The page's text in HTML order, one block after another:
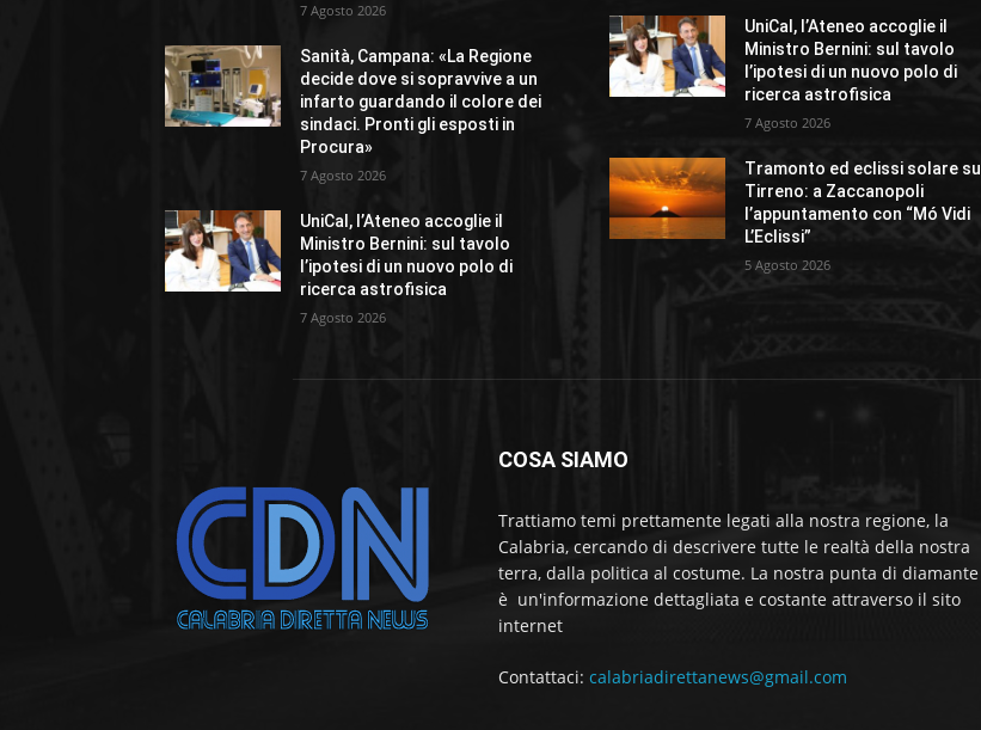
7 Agosto 2026
Sanità, Campana: «La Regione
decide dove si sopravvive a un
infarto guardando il colore dei
sindaci. Pronti gli esposti in
Procura»
7 Agosto 2026
UniCal, l’Ateneo accoglie il
Ministro Bernini: sul tavolo
l’ipotesi di un nuovo polo di
ricerca astrofisica
7 Agosto 2026
UniCal, l’Ateneo accoglie il
Ministro Bernini: sul tavolo
l’ipotesi di un nuovo polo di
ricerca astrofisica
7 Agosto 2026
Tramonto ed eclissi solare sul
Tirreno: a Zaccanopoli
l’appuntamento con “Mó Vidi
L’Eclissi”
5 Agosto 2026
COSA SIAMO
Trattiamo temi prettamente legati alla nostra regione, la
Calabria, cercando di descrivere tutte le realtà della nostra
terra, dalla politica al costume. La nostra punta di diamante
è un'informazione dettagliata e costante attraverso il sito
internet
Contattaci: calabriadirettanews@gmail.com